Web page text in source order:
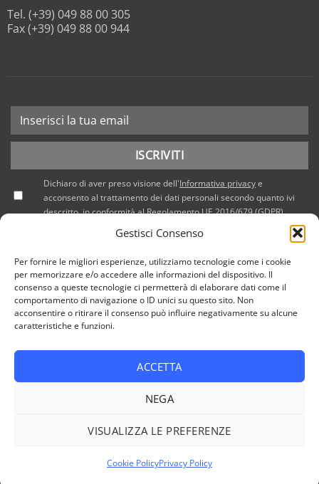
Gestisci Consenso
Per fornire le migliori esperienze, utilizziamo tecnologie come i cookie
per memorizzare e/o accedere alle informazioni del dispositivo. Il
consenso a queste tecnologie ci permetterà di elaborare dati come il
comportamento di navigazione o ID unici su questo sito. Non
acconsentire o ritirare il consenso può influire negativamente su alcune
caratteristiche e funzioni.
ACCETTA
NEGA
VISUALIZZA LE PREFERENZE
Cookie PolicyPrivacy Policy
Tel. (+39) 049 88 00 305
Fax (+39) 049 88 00 944
Dichiaro di aver preso visione dell'Informativa privacye
acconsento al trattamento dei dati personali secondo quanto ivi
descritto, in conformità al Regolamento UE 2016/679 (GDPR).
PRIVACY POLICY COOKIE POLICY (UE)
Copyright 2026 © Tutti i diritti riservati / NEF Nord Est Fair srl
- fax +39 049 8800944 - email: giulia@fierenef.com / p.iva &